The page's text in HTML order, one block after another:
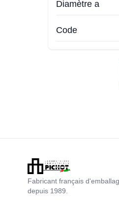
Diamètre a
Code
Fabricant français
depuis 1989.